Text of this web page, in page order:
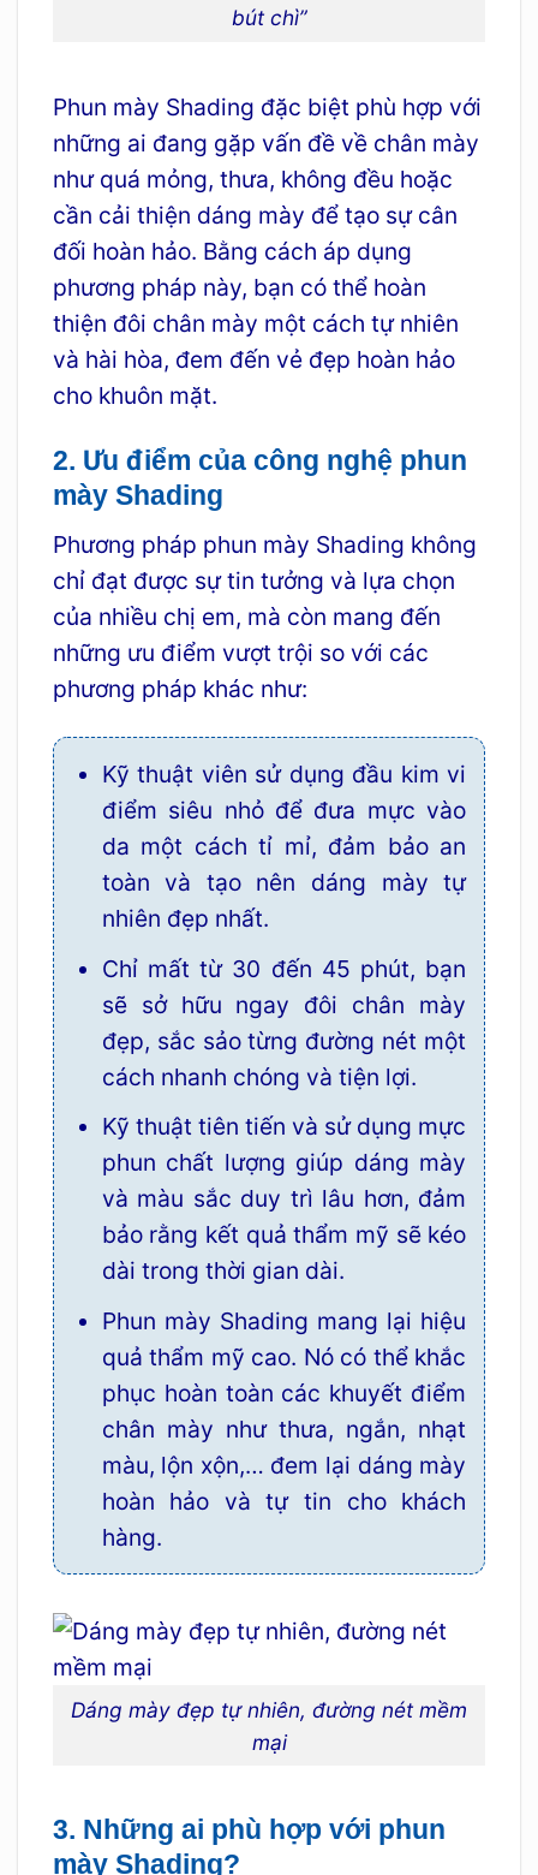
bút chì”
Phun mày Shading đặc biệt phù hợp với
những ai đang gặp vấn đề về chân mày
như quá mỏng, thưa, không đều hoặc
cần cải thiện dáng mày để tạo sự cân
đối hoàn hảo. Bằng cách áp dụng
phương pháp này, bạn có thể hoàn
thiện đôi chân mày một cách tự nhiên
và hài hòa, đem đến vẻ đẹp hoàn hảo
cho khuôn mặt.
2. Ưu điểm của công nghệ phun
mày Shading
Phương pháp phun mày Shading không
chỉ đạt được sự tin tưởng và lựa chọn
của nhiều chị em, mà còn mang đến
những ưu điểm vượt trội so với các
phương pháp khác như:
Kỹ thuật viên sử dụng đầu kim vi
điểm siêu nhỏ để đưa mực vào
da một cách tỉ mỉ, đảm bảo an
toàn và tạo nên dáng mày tự
nhiên đẹp nhất.
Chỉ mất từ 30 đến 45 phút, bạn
sẽ sở hữu ngay đôi chân mày
đẹp, sắc sảo từng đường nét một
cách nhanh chóng và tiện lợi.
Kỹ thuật tiên tiến và sử dụng mực
phun chất lượng giúp dáng mày
và màu sắc duy trì lâu hơn, đảm
bảo rằng kết quả thẩm mỹ sẽ kéo
dài trong thời gian dài.
Phun mày Shading mang lại hiệu
quả thẩm mỹ cao. Nó có thể khắc
phục hoàn toàn các khuyết điểm
chân mày như thưa, ngắn, nhạt
màu, lộn xộn,… đem lại dáng mày
hoàn hảo và tự tin cho khách
hàng.
Dáng mày đẹp tự nhiên, đường nét mềm
mại
3. Những ai phù hợp với phun
mày Shading?